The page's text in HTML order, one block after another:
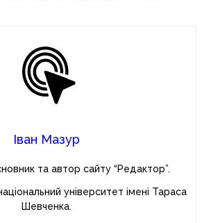
Іван Мазур
та автор сайту “Редактор”.
університет імені Тараса
Шевченка.